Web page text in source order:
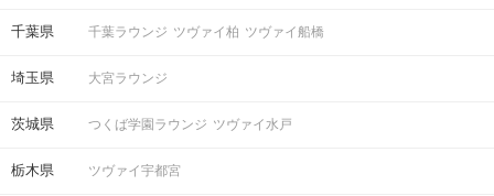
千葉県 千葉ラウンジ ツヴァイ柏 ツヴァイ船橋
埼玉県 大宮ラウンジ
茨城県 つくば学園ラウンジ ツヴァイ水戸
栃木県 ツヴァイ宇都宮